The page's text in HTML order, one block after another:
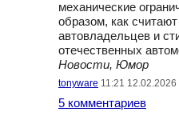
механические
образом, как
автовладельцев и
отечественных
Новости, Юмор
tonyware 11:21 12.02.2026
5 комментариев